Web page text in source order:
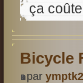
ça
Bicycle
par